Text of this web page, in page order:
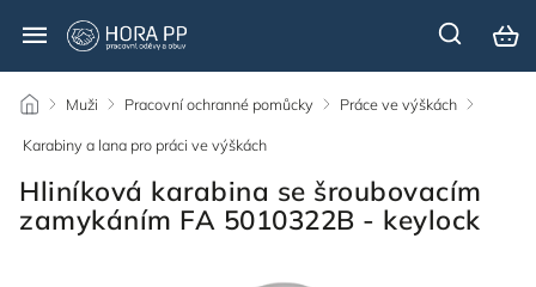
/ Muži / Pracovní ochranné pomůcky / Práce ve výškách /
Karabiny a lana pro práci ve výškách
Hliníková karabina se šroubovacím
zamykáním FA 5010322B - keylock